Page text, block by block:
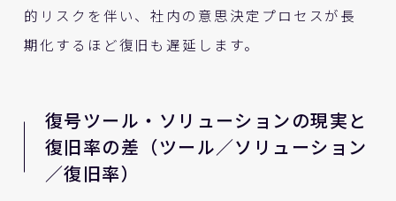
的リスクを伴い、社内の意思決定プロセスが長
期化するほど復旧も遅延します。
復号ツール・ソリューションの現実と
復旧率の差（ツール／ソリューション
／復旧率）